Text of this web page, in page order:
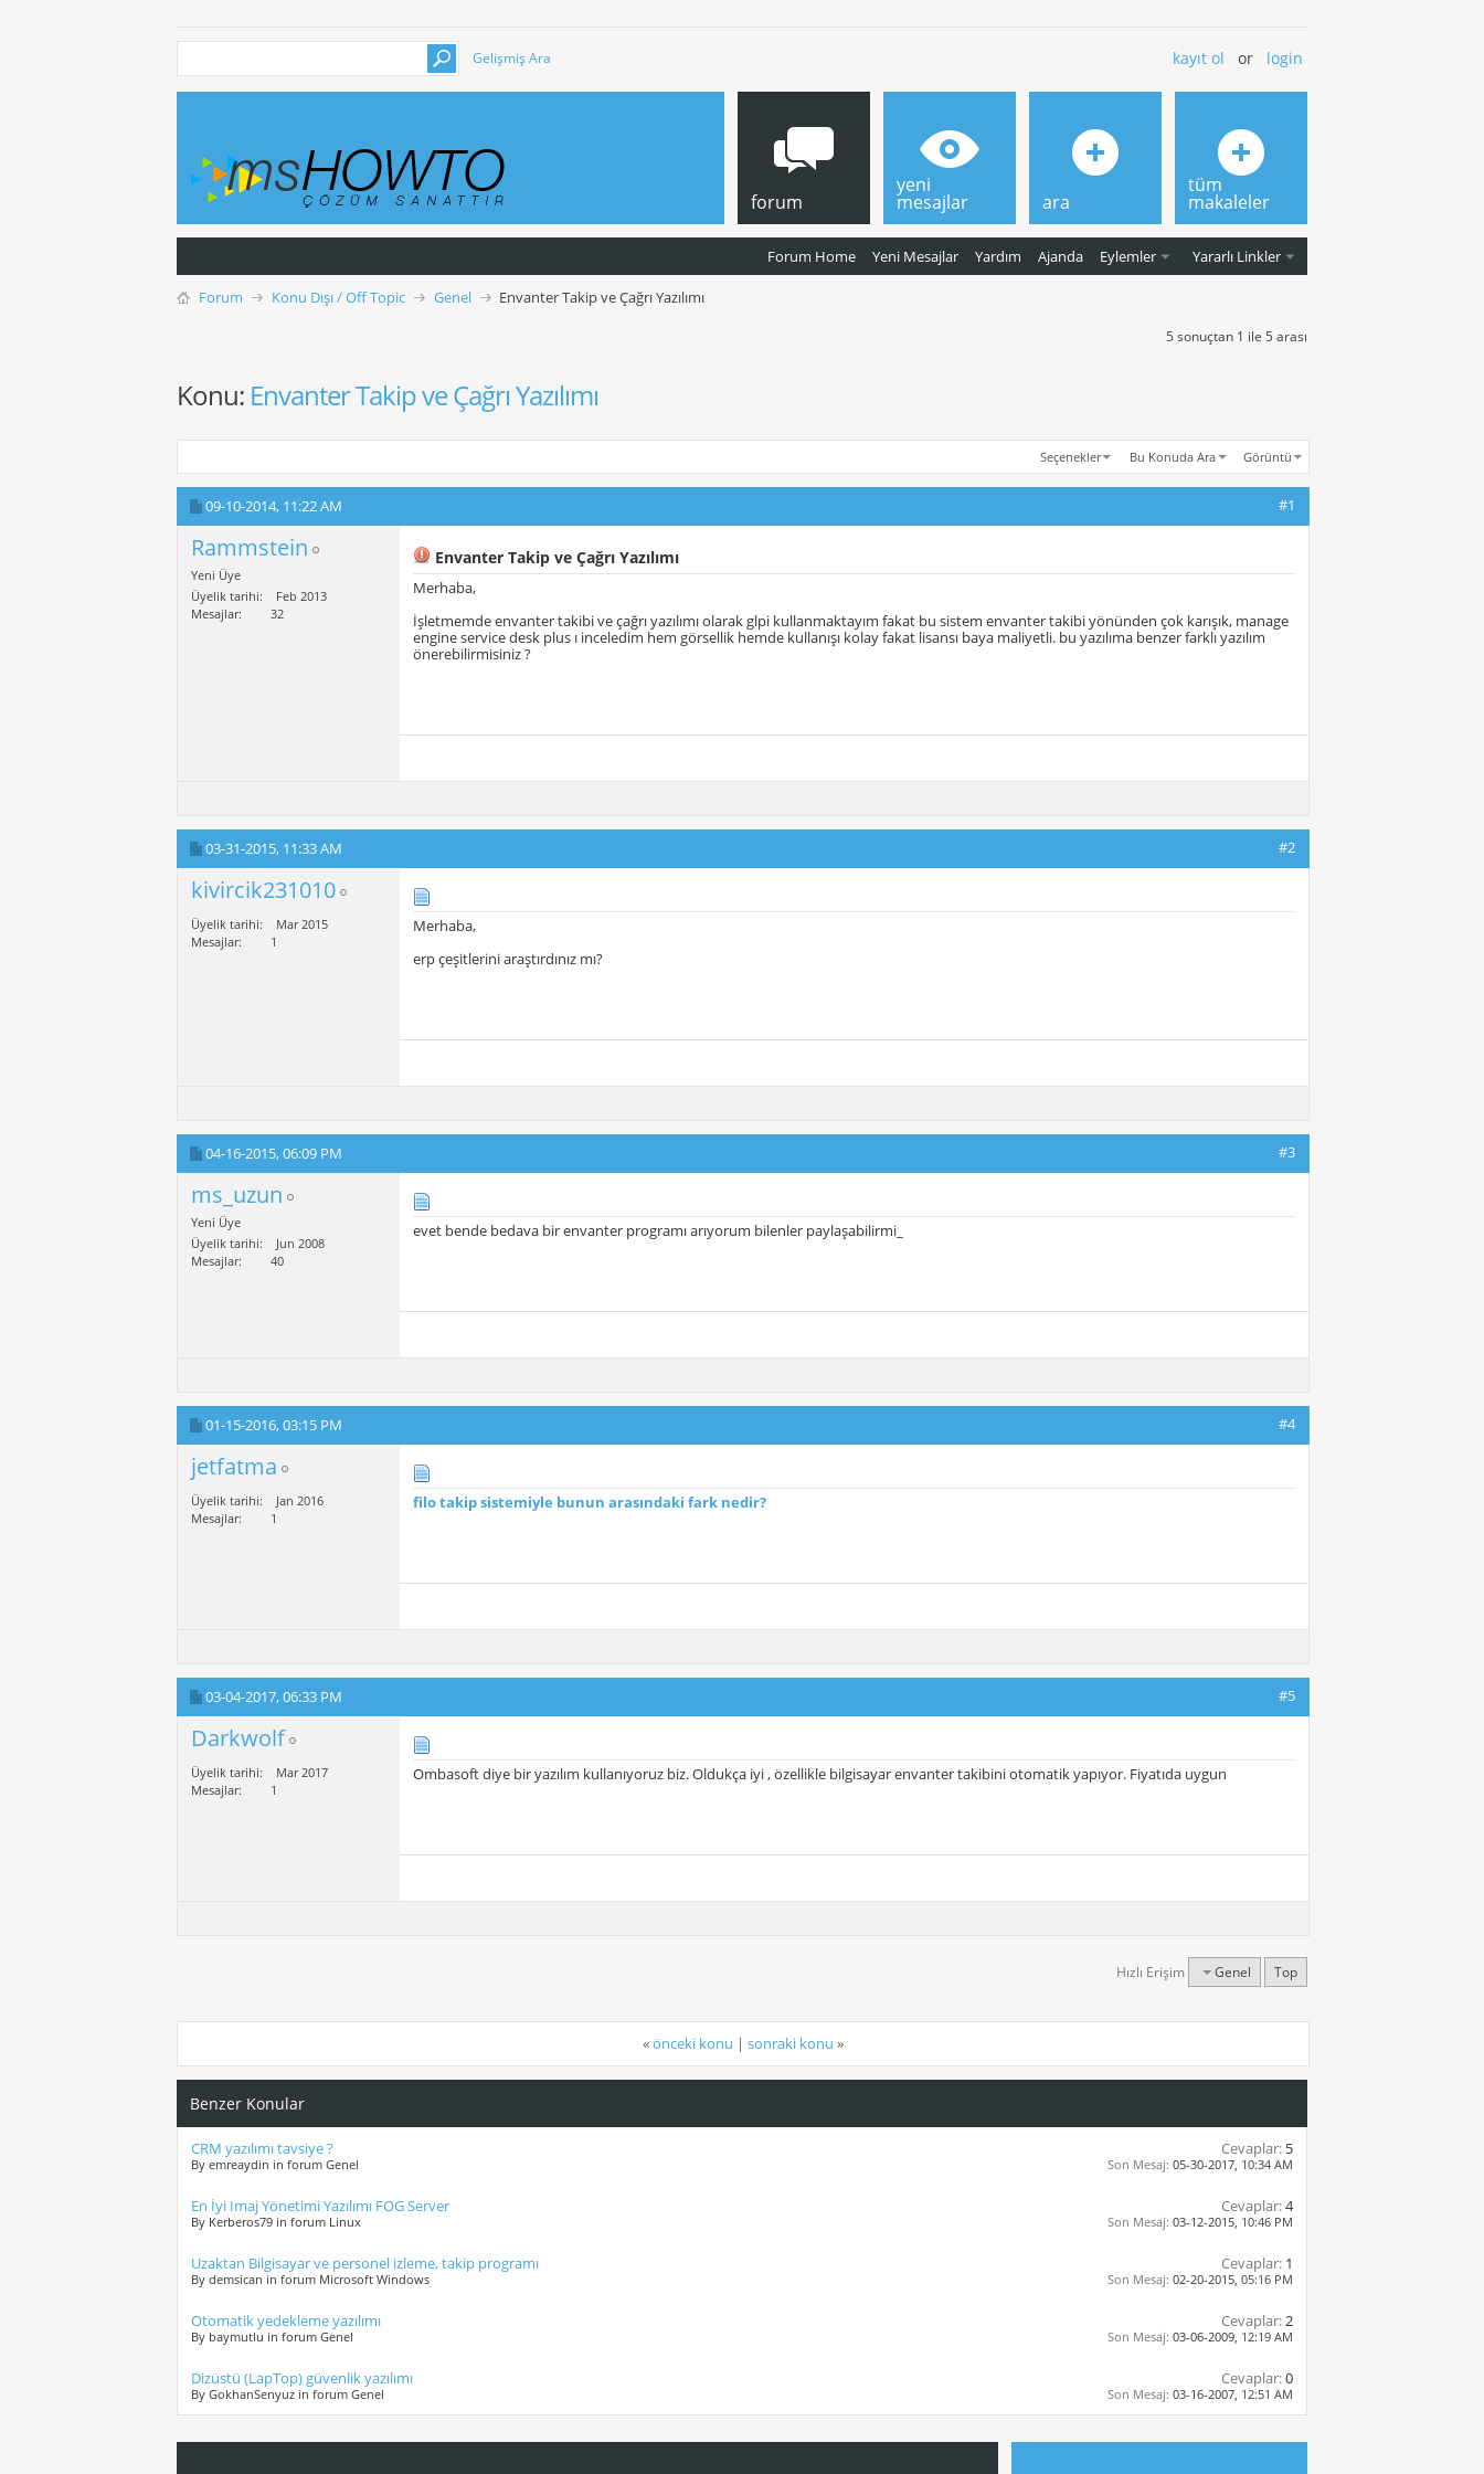
Gelişmiş Ara kayıt ol or login
forum
Forum Home Yeni Mesajlar Yardım Ajanda Eylemler Yararlı Linkler
yeni
mesajlar ara
tüm
makaleler
Forum Konu Dışı / Off Topic Genel Envanter Takip ve Çağrı Yazılımı
5 sonuçtan 1 ile 5 arası
Konu: Envanter Takip ve Çağrı Yazılımı
Seçenekler Bu Konuda Ara Görüntü
09-10-2014, 11:22 AM #1
Rammstein
Yeni Üye
Üyelik tarihi
Feb 2013
Mesajlar
32
Envanter Takip ve Çağrı Yazılımı
Merhaba,
İşletmemde envanter takibi ve çağrı yazılımı olarak glpi kullanmaktayım fakat bu sistem envanter takibi yönünden çok karışık, manage
engine service desk plus ı inceledim hem görsellik hemde kullanışı kolay fakat lisansı baya maliyetli. bu yazılıma benzer farklı yazılım
önerebilirmisiniz ?
03-31-2015, 11:33 AM #2
kivircik231010
Üyelik tarihi
Mar 2015
Mesajlar
1
Merhaba,
erp çeşitlerini araştırdınız mı?
04-16-2015,06:09 PM #3
ms_uzun
Yeni Üye
Üyelik tarihi
Jun 2008
Mesajlar
40
evet bende bedava bir envanter programı arıyorum bilenler paylaşabilirmi_
01-15-2016,03:15 PM #4
jetfatma
Üyelik tarihi
Jan 2016
Mesajlar
1
filo takipsistemiyle bunun arasındaki fark nedir?
03-04-2017,06:33 PM #5
Darkwolf
Üyelik tarihi
Mar 2017
Mesajlar
1
Ombasoft diye bir yazılım kullanıyoruz biz. Oldukça iyi , özellikle bilgisayar envanter takibini otomatik yapıyor. Fiyatıda uygun
Hızlı Erişim Genel Top
«önceki konu | sonraki konu »
Benzer Konular
CRM yazılımı tavsiye ?
By emreaydin in forum Genel
Cevaplar: 5
Son Mesaj: 05-30-2017, 10:34 AM
En İyi Imaj Yönetimi Yazılımı FOG Server
By Kerberos79 in forum Linux
Cevaplar:4
Son Mesaj: 03-12-2015, 10:46 PM
Uzaktan Bilgisayar ve personel izleme, takip programı
By demsican in forum Microsoft Windows
Cevaplar: 1
Son Mesaj: 02-20-2015, 05:16 PM
Otomatik yedekleme yazılımı
By baymutlu in forum Genel
Cevaplar:2
Son Mesaj: 03-06-2009, 12:19 AM
Dizüstü (LapTop) güvenlik yazılımı
By GokhanSenyuz in forum Genel
Cevaplar:0
Son Mesaj: 03-16-2007, 12:51 AM